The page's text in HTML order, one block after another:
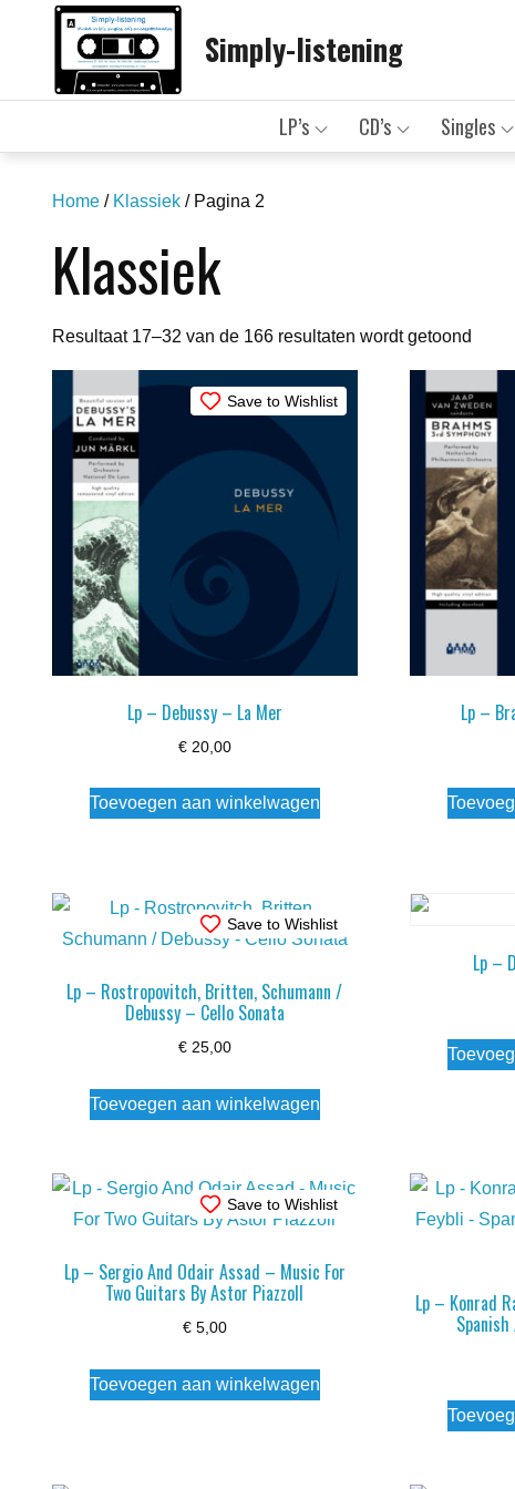
Simply-listening
LP’s CD’s Singles
Home / Klassiek / Pagina 2
Klassiek
Resultaat 17–32 van de 166 resultaten wordt getoond
op
Save to Wishlist
Lp – Debussy – La Mer
€20,00
Toevoegen aan winkelwagen
Lp –
Save to Wishlist
Lp – Rostropovitch, Britten, Schumann /
Debussy – Cello Sonata
€25,00
Toevoegen aan winkelwagen
Lp –
Save to Wishlist
Lp – Sergio And Odair Assad – Music For
Two Guitars By Astor Piazzoll
€5,00
Toevoegen aan winkelwagen
Lp – Konrad